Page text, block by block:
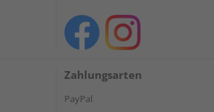
Zahlungsarten
PayPal